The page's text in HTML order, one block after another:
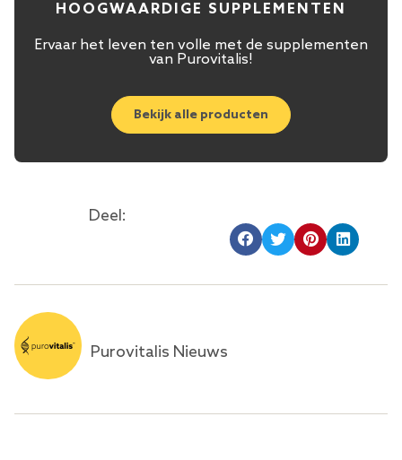
HOOGWAARDIGE SUPPLEMENTEN
Ervaar het leven ten volle met de supplementen
van Purovitalis!
Bekijk alle producten
Deel:
Purovitalis Nieuws